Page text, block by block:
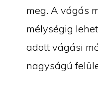
meg. A vágás
mélységig
adott vágási
nagyságú